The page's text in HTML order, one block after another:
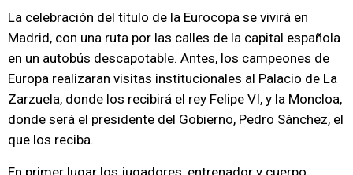
La celebración del título de la Eurocopa se vivirá en
Madrid, con una ruta por las calles de la capital española
en un autobús descapotable. Antes, los campeones de
Europa realizaran visitas institucionales al Palacio de La
Zarzuela, donde los recibirá el rey Felipe VI, y la Moncloa,
donde será el presidente del Gobierno, Pedro Sánchez, el
que los reciba.
En primer lugar los jugadores, entrenador y cuerpo